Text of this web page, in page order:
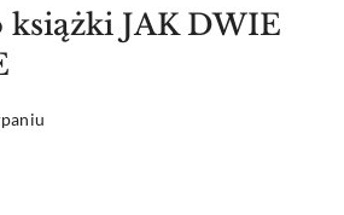
książki JAK DWIE